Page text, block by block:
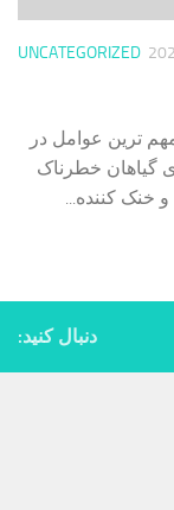
UNCATEGORIZED
ترین عوامل در
زیر 30 درصد برای گیاهان خطرناک
خنک کننده...
دنبال کنید: